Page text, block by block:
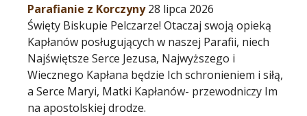
Parafianie z Korczyny28 lipca 2026
Święty Biskupie Pelczarze! Otaczaj swoją opieką
Kapłanów posługujących w naszej Parafii, niech
Najświętsze Serce Jezusa, Najwyższego i
Wiecznego Kapłana będzie Ich schronieniem i siłą,
a Serce Maryi, Matki Kapłanów- przewodniczy Im
na apostolskiej drodze.